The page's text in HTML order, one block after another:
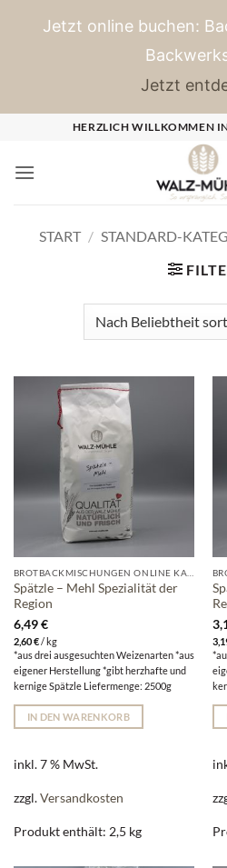
Jetzt online buchen:
Jetzt
springen
HERZLICH WILLKOMMEN
START / STANDARD-
Spätzle – Mehl Spezialität der
Region
6,49€
2,60€/ kg
*aus drei ausgesuchten Weizenarten *aus
eigener Herstellung *gibt herzhafte und
kernige Spätzle Liefermenge: 2500g
IN DEN WARENKORB
inkl. 7 % MwSt.
zzgl.Versandkosten
Produkt enthält: 2,5 kg